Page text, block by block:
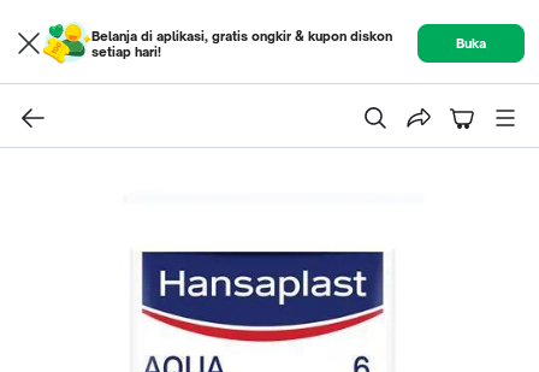
Belanja di aplikasi, gratis ongkir & kupon diskon
setiap hari!
Buka